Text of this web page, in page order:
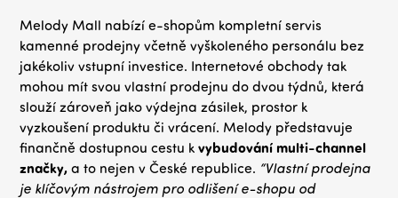
Melody Mall nabízí e-shopům kompletní servis
kamenné prodejny včetně vyškoleného personálu bez
jakékoliv vstupní investice. Internetové obchody tak
mohou mít svou vlastní prodejnu do dvou týdnů, která
slouží zároveň jako výdejna zásilek, prostor k
vyzkoušení produktu či vrácení. Melody představuje
finančně dostupnou cestu kvybudování multi-channel
značky, a to nejen v České republice. “Vlastní prodejna
je klíčovým nástrojem pro odlišení e-shopu od